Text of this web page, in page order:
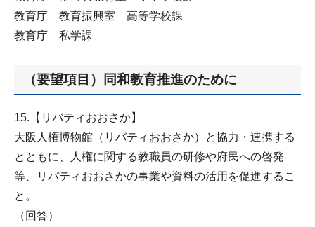
教育庁 教育振興室 高等学校課
教育庁 私学課
（要望項目）同和教育推進のために
15.【リバティおおさか】
大阪人権博物館（リバティおおさか）と協力・連携する
とともに、人権に関する教職員の研修や府民への啓発
等、リバティおおさかの事業や資料の活用を促進するこ
と。
（回答）